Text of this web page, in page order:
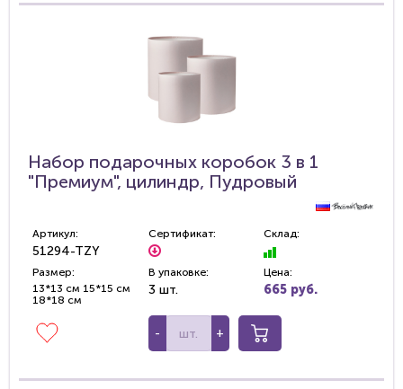
Набор подарочных коробок 3 в 1
"Премиум", цилиндр, Пудровый
Артикул:
51294-TZY
Сертификат: Склад:
Размер:
13*13 см 15*15 см
18*18 см
В упаковке:
3 шт.
Цена:
665 руб.
- +